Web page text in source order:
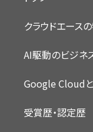
クラウドエース
AI駆動のビジネ
Google Cloud
受賞歴・認定歴